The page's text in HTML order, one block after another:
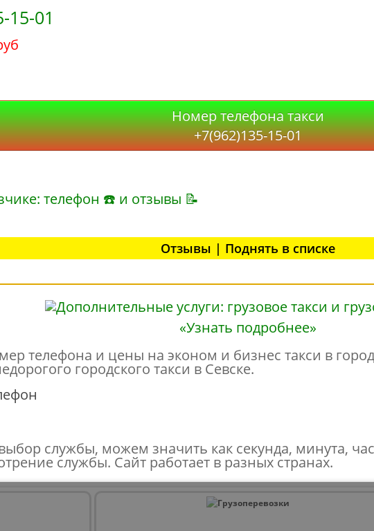
на обработку файлов - COOKIES, пользовательских данных (файлы-cookies, IP-адрес, данные об
15-01
Номер телефона такси
+7(962)135-15-01
телефон ☎ и отзывы 📝
Отзывы | Поднять в списке
«Узнать подробнее»
телефона и цены на эконом и бизнес такси в
городского такси в Севске.
службы, можем значить как секунда, минута,
службы. Сайт работает в разных странах.